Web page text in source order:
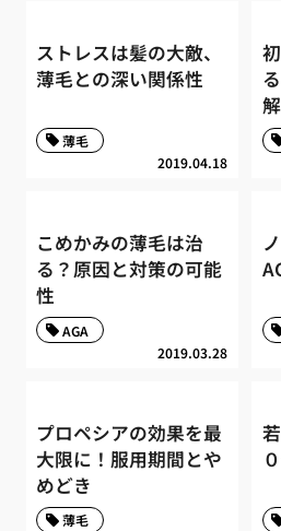
ストレスは髪の大敵、
薄毛との深い関係性
2019.04.18
薄毛
こめかみの薄毛は治
る？原因と対策の可能
性
2019.03.28
AGA
プロペシアの効果を最
大限に！服用期間とや
めどき
薄毛